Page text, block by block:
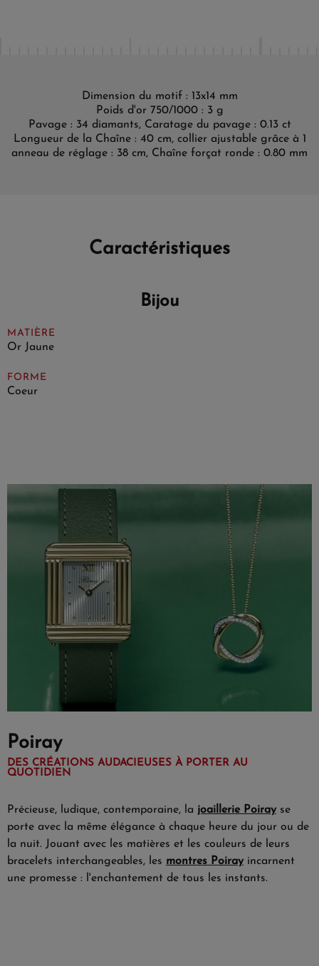
Dimension du motif : 13x14 mm
Poids d'or 750/1000 : 3 g
Pavage : 34 diamants, Caratage du pavage : 0.13 ct
Longueur de la Chaîne : 40 cm, collier ajustable grâce à 1
anneau de réglage : 38 cm, Chaîne forçat ronde : 0.80 mm
Caractéristiques
Bijou
MATIÈRE
Or Jaune
FORME
Coeur
Poiray
DES CRÉATIONS AUDACIEUSES À PORTER AU
QUOTIDIEN
Précieuse, ludique, contemporaine, la joaillerie Poiray se
porte avec la même élégance à chaque heure du jour ou de
la nuit. Jouant avec les matières et les couleurs de leurs
bracelets interchangeables, les montres Poiray incarnent
une promesse : l'enchantement de tous les instants.